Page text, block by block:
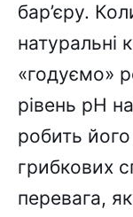
бар’єру.
натуральні
«годуємо»
рівень pH
робить
грибкових
перевага,